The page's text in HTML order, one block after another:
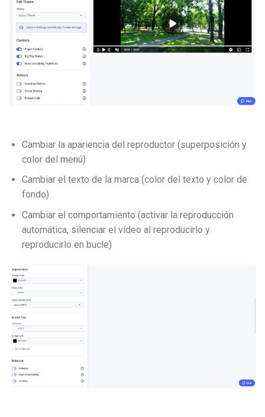
Cambiar la apariencia del reproductor (superposición y
color del menú)
Cambiar el texto de la marca (color del texto y color de
fondo)
Cambiar el comportamiento (activar la reproducción
automática, silenciar el vídeo al reproducirlo y
reproducirlo en bucle)